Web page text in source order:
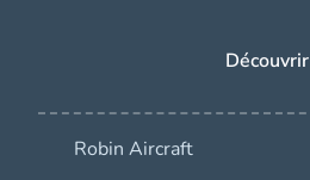
Découvrir
Robin Aircraft